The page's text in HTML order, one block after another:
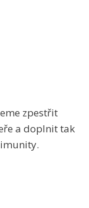
zpestřit
a doplnit tak